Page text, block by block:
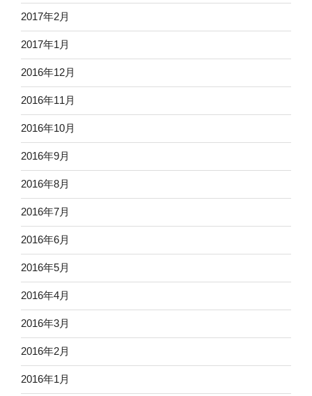
2017年2月
2017年1月
2016年12月
2016年11月
2016年10月
2016年9月
2016年8月
2016年7月
2016年6月
2016年5月
2016年4月
2016年3月
2016年2月
2016年1月